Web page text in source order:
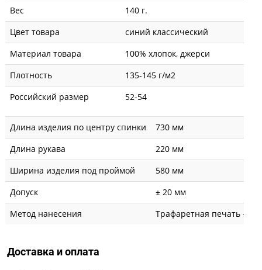
Вес
140 г.
Цвет товара
синий классический
Материал товара
100% хлопок, джерси
Плотность
135-145 г/м2
Российский размер
52-54
Длина изделия по центру спинки
730 мм
Длина рукава
220 мм
Ширина изделия под проймой
580 мм
Допуск
± 20 мм
Метод нанесения
Трафаретная печать +
Доставка и оплата